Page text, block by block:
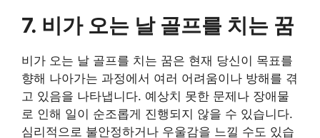
7. 비가 오는 날 골프를 치는 꿈
​비가 오는 날 골프를 치는 꿈은 현재 당신이 목표를
향해 나아가는 과정에서 여러 어려움이나 방해를 겪
고 있음을 나타냅니다. 예상치 못한 문제나 장애물
로 인해 일이 순조롭게 진행되지 않을 수 있습니다.
심리적으로 불안정하거나 우울감을 느낄 수도 있습